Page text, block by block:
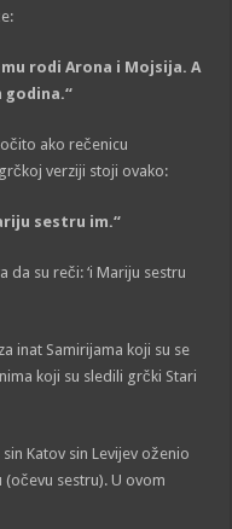
rodi Arona i Mojsija. A
godina.“
ako rečenicu
verziji stoji ovako:
sestru im.“
da su reči: ‘i Mariju sestru
inat Samirijama koji su se
koji su sledili grčki Stari
Katov sin Levijev oženio
(očevu sestru). U ovom